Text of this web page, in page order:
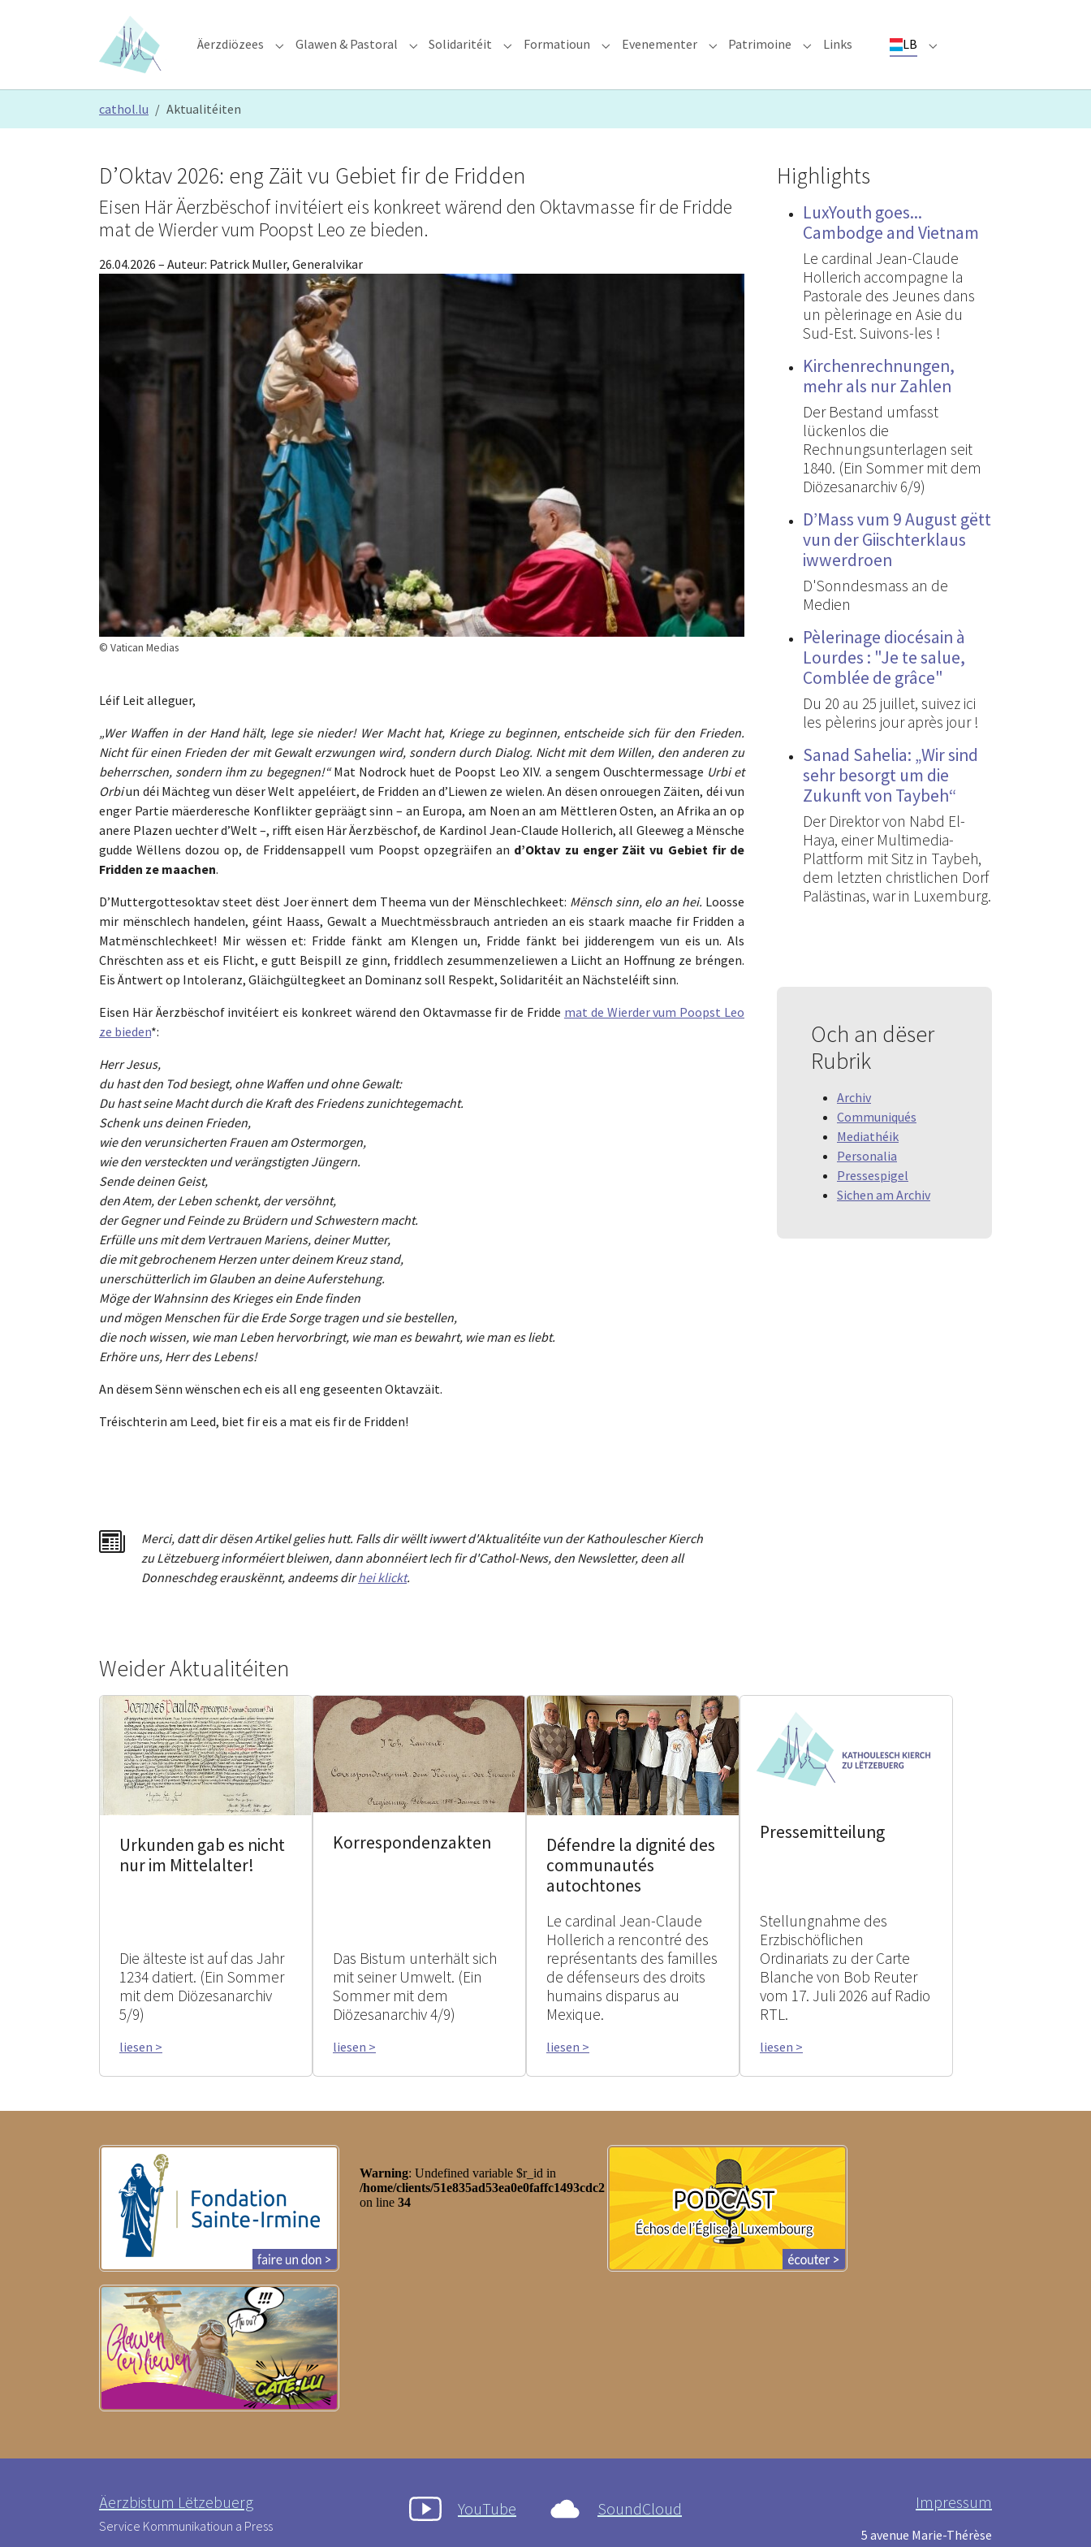
Äerzdiözees Submenu for "Äerzdiözees"
Glawen & Pastoral Submenu for "Glawen & Pastoral"
Solidaritéit Submenu for "Solidaritéit"
Formatioun Submenu for "Formatioun"
Evenementer Submenu for "Evenementer"
Patrimoine Submenu for "Patrimoine"
Links LB Submenu for "LB"
cathol.lu Aktualitéiten
© Vatican Medias
D’Oktav 2026: eng Zäit vu Gebiet fir de Fridden
Eisen Här Äerzbëschof invitéiert eis konkreet wärend den Oktavmasse fir de Fridde
mat de Wierder vum Poopst Leo ze bieden.
26.04.2026 – Auteur: Patrick Muller, Generalvikar
Léif Leit alleguer,
„Wer Waffen in der Hand hält, lege sie nieder! Wer Macht hat, Kriege zu beginnen, entscheide sich für den Frieden.
Nicht für einen Frieden der mit Gewalt erzwungen wird, sondern durch Dialog. Nicht mit dem Willen, den anderen zu
beherrschen, sondern ihm zu begegnen!“Mat Nodrock huet de Poopst Leo XIV. a sengem Ouschtermessage Urbi et
Orbiun déi Mächteg vun dëser Welt appeléiert, de Fridden an d’Liewen ze wielen. An dësen onrouegen Zäiten, déi vun
enger Partie mäerderesche Konflikter gepräägt sinn – an Europa, am Noen an am Mëttleren Osten, an Afrika an op
anere Plazen uechter d’Welt –, rifft eisen Här Äerzbëschof, de Kardinol Jean-Claude Hollerich, all Gleeweg a Mënsche
gudde Wëllens dozou op, de Friddensappell vum Poopst opzegräifen an d’Oktav zu enger Zäit vu Gebiet fir de
Fridden ze maachen.
D’Muttergottesoktav steet dëst Joer ënnert dem Theema vun der Mënschlechkeet: Mënsch sinn, elo an hei. Loosse
mir mënschlech handelen, géint Haass, Gewalt a Muechtmëssbrauch antrieden an eis staark maache fir Fridden a
Matmënschlechkeet! Mir wëssen et: Fridde fänkt am Klengen un, Fridde fänkt bei jidderengem vun eis un. Als
Chrëschten ass et eis Flicht, e gutt Beispill ze ginn, friddlech zesummenzeliewen a Liicht an Hoffnung ze bréngen.
Eis Äntwert op Intoleranz, Gläichgültegkeet an Dominanz soll Respekt, Solidaritéit an Nächsteléift sinn.
Eisen Här Äerzbëschof invitéiert eis konkreet wärend den Oktavmasse fir de Fridde mat de Wierder vum Poopst Leo
ze bieden*:
Herr Jesus,
du hast den Tod besiegt, ohne Waffen und ohne Gewalt:
Du hast seine Macht durch die Kraft des Friedens zunichtegemacht.
Schenk uns deinen Frieden,
wie den verunsicherten Frauen am Ostermorgen,
wie den versteckten und verängstigten Jüngern.
Sende deinen Geist,
den Atem, der Leben schenkt, der versöhnt,
der Gegner und Feinde zu Brüdern und Schwestern macht.
Erfülle uns mit dem Vertrauen Mariens, deiner Mutter,
die mit gebrochenem Herzen unter deinem Kreuz stand,
unerschütterlich im Glauben an deine Auferstehung.
Möge der Wahnsinn des Krieges ein Ende finden
und mögen Menschen für die Erde Sorge tragen und sie bestellen,
die noch wissen, wie man Leben hervorbringt, wie man es bewahrt, wie man es liebt.
Erhöre uns, Herr des Lebens!
An dësem Sënn wënschen ech eis all eng geseenten Oktavzäit.
Tréischterin am Leed, biet fir eis a mat eis fir de Fridden!
Merci, dattdir dësen Artikel gelies hutt. Falls dir wëllt iwwert d'Aktualitéite vun der Kathoulescher Kierch
zu Lëtzebuerg informéiert bleiwen, dann abonnéiert Iech fir d'Cathol-News, den Newsletter, deen all
Donneschdeg erauskënnt, andeems dirhei klickt.
Highlights
LuxYouth goes...
Cambodge and Vietnam
Le cardinal Jean-Claude
Hollerich accompagne la
Pastorale des Jeunes dans
un pèlerinage en Asie du
Sud-Est. Suivons-les !
Kirchenrechnungen,
mehr als nur Zahlen
Der Bestand umfasst
lückenlos die
Rechnungsunterlagen seit
1840. (Ein Sommer mit dem
Diözesanarchiv 6/9)
D’Mass vum 9 August gëtt
vun der Giischterklaus
iwwerdroen
D'Sonndesmass an de
Medien
Pèlerinage diocésain à
Lourdes : "Je te salue,
Comblée de grâce"
Du 20 au 25 juillet, suivez ici
les pèlerins jour après jour !
Sanad Sahelia: „Wir sind
sehr besorgt um die
Zukunft von Taybeh“
Der Direktor von Nabd El-
Haya, einer Multimedia-
Plattform mit Sitz in Taybeh,
dem letzten christlichen Dorf
Palästinas, war in Luxemburg.
Och an dëser
Rubrik
Archiv
Communiqués
Mediathéik
Personalia
Pressespigel
Sichen am Archiv
Weider Aktualitéiten
Urkunden gab es nicht
nur im Mittelalter!
Die älteste ist auf das Jahr
1234 datiert. (Ein Sommer
mit dem Diözesanarchiv
5/9)
liesen >
Korrespondenzakten
Das Bistum unterhält sich
mit seiner Umwelt. (Ein
Sommer mit dem
Diözesanarchiv 4/9)
liesen >
Défendre la dignité des
communautés
autochtones
Le cardinal Jean-Claude
Hollerich a rencontré des
représentants des familles
de défenseurs des droits
humains disparus au
Mexique.
liesen >
Pressemitteilung
Stellungnahme des
Erzbischöflichen
Ordinariats zu der Carte
Blanche von Bob Reuter
vom 17. Juli 2026 auf Radio
RTL.
liesen >
Äerzbistum Lëtzebuerg
Service Kommunikatioun a Press
YouTube SoundCloud Impressum
5 avenue Marie-Thérèse